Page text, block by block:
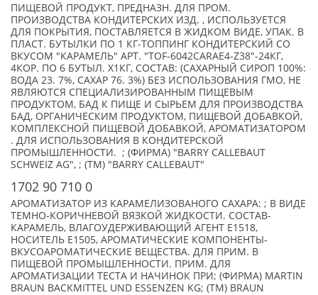
ПИЩЕВОЙ ПРОДУКТ, ПРЕДНАЗН. ДЛЯ ПРОМ.
ПРОИЗВОДСТВА КОНДИТЕРСКИХ ИЗД. , ИСПОЛЬЗУЕТСЯ
ДЛЯ ПОКРЫТИЯ, ПОСТАВЛЯЕТСЯ В ЖИДКОМ ВИДЕ, УПАК. В
ПЛАСТ. БУТЫЛКИ ПО 1 КГ-ТОППИНГ КОНДИТЕРСКИЙ СО
ВКУСОМ "КАРАМЕЛЬ" АРТ. "TOF-6042CARAE4-Z38"-24КГ,
4КОР. ПО 6 БУТЫЛ. Х1КГ, СОСТАВ: (САХАРНЫЙ СИРОП 100%:
ВОДА 23. 7%, САХАР 76. 3%) БЕЗ ИСПОЛЬЗОВАНИЯ ГМО, НЕ
ЯВЛЯЮТСЯ СПЕЦИАЛИЗИРОВАННЫМ ПИЩЕВЫМ
ПРОДУКТОМ, БАД К ПИЩЕ И СЫРЬЕМ ДЛЯ ПРОИЗВОДСТВА
БАД, ОРГАНИЧЕСКИМ ПРОДУКТОМ, ПИЩЕВОЙ ДОБАВКОЙ,
КОМПЛЕКСНОЙ ПИЩЕВОЙ ДОБАВКОЙ, АРОМАТИЗАТОРОМ
. ДЛЯ ИСПОЛЬЗОВАНИЯ В КОНДИТЕРСКОЙ
ПРОМЫШЛЕННОСТИ. ; (ФИРМА) "BARRY CALLEBAUT
SCHWEIZ AG", ; (TM) "BARRY CALLEBAUT"
1702 90 710 0
АРОМАТИЗАТОР ИЗ КАРАМЕЛИЗОВАНОГО САХАРА: ; В ВИДЕ
ТЕМНО-КОРИЧНЕВОЙ ВЯЗКОЙ ЖИДКОСТИ. СОСТАВ-
КАРАМЕЛЬ, ВЛАГОУДЕРЖИВАЮЩИЙ АГЕНТ Е1518,
НОСИТЕЛЬ Е1505, АРОМАТИЧЕСКИЕ КОМПОНЕНТЫ-
ВКУСОАРОМАТИЧЕСКИЕ ВЕЩЕСТВА. ДЛЯ ПРИМ. В
ПИЩЕВОЙ ПРОМЫШЛЕННОСТИ. ПРИМ. ДЛЯ
АРОМАТИЗАЦИИ ТЕСТА И НАЧИНОК ПРИ; (ФИРМА) MARTIN
BRAUN BACKMITTEL UND ESSENZEN KG; (TM) BRAUN